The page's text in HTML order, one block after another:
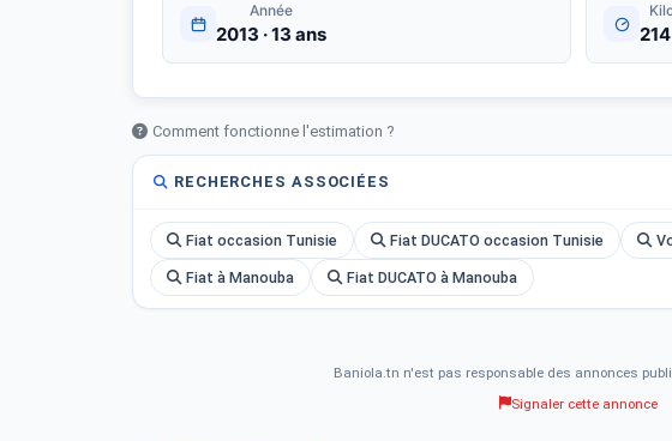
Année
2013 · 13 ans
Comment fonctionne l'estimation ?
RECHERCHES ASSOCIÉES
Fiat occasion Tunisie Fiat DUCATO occasion Tunisie
Fiat à Manouba Fiat DUCATO à Manouba
Baniola.tn n'est pas responsable des annonces
Signaler cette annonce